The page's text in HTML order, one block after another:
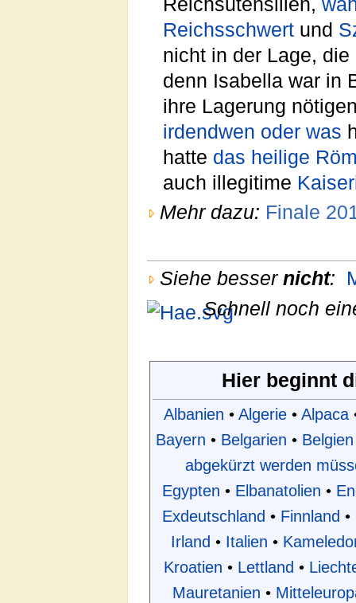
Reichsschwert und
nicht in der Lage, die
denn Isabella war in
ihre Lagerung
irdendwen oder was
hatte das heilige
auch illegitime
Mehr dazu: Finale
Siehe besser nicht:
Schnell noch
Hier beginnt
Albanien • Algerie • Alpaca
Bayern • Belgarien • Belgien
abgekürzt werden
Egypten • Elbanatolien •
Exdeutschland • Finnland •
Irland • Italien •
Kroatien • Lettland •
Mauretanien •